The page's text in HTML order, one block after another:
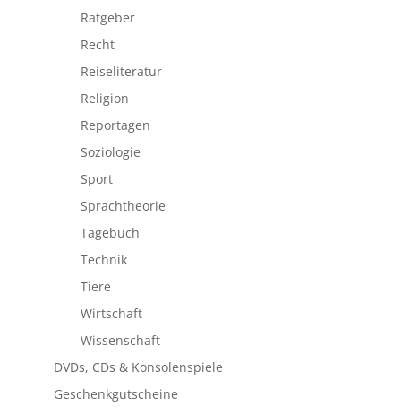
Ratgeber
Recht
Reiseliteratur
Religion
Reportagen
Soziologie
Sport
Sprachtheorie
Tagebuch
Technik
Tiere
Wirtschaft
Wissenschaft
DVDs, CDs & Konsolenspiele
Geschenkgutscheine